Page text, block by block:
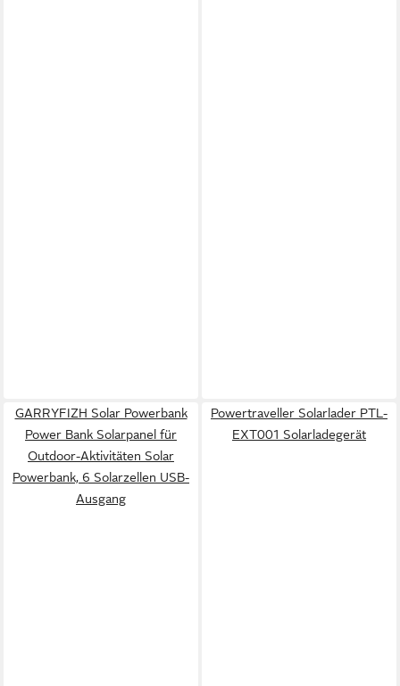
GARRYFIZH Solar Powerbank
Power Bank Solarpanel für
Outdoor-Aktivitäten Solar
Powerbank, 6 Solarzellen USB-
Ausgang
Powertraveller Solarlader PTL-
EXT001 Solarladegerät